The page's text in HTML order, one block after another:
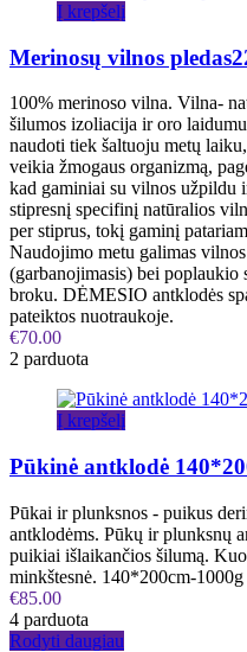
Į krepšelį
Merinosų vilnos
100% merinoso vilna. Vilna-
šilumos izoliacija ir oro
naudoti tiek šaltuoju metų
veikia žmogaus organizmą,
kad gaminiai su vilnos užpildu
stipresnį specifinį natūralios
per stiprus, tokį gaminį
Naudojimo metu galimas
(garbanojimasis) bei
broku. DĖMESIO antklodės
pateiktos nuotraukoje.
€70.00
2 parduota
Į krepšelį
Pūkinė antklodė
Pūkai ir plunksnos - puikus
antklodėms. Pūkų ir plunksnų
puikiai išlaikančios šilumą.
minkštesnė. 140*200cm-
€85.00
4 parduota
Rodyti daugiau